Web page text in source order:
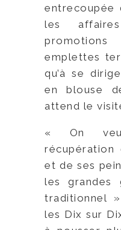
entrecoupée
les
emplettes
qu’à se
en blouse
attend le
« On
récupération
et de ses
les grandes
traditionnel
les Dix sur